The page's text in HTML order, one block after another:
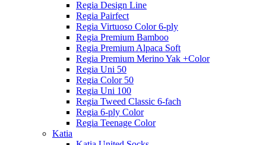
Regia Design Line
Regia Pairfect
Regia Virtuoso Color 6-ply
Regia Premium Bamboo
Regia Premium Alpaca Soft
Regia Premium Merino Yak +Color
Regia Uni 50
Regia Color 50
Regia Uni 100
Regia Tweed Classic 6-fach
Regia 6-ply Color
Regia Teenage Color
Katia